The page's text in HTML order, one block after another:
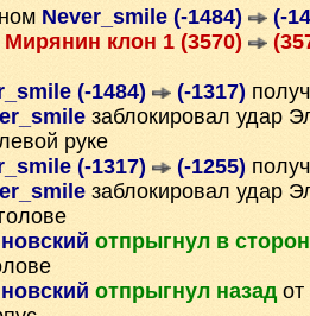
Never_smile (-1484)
(-
Мирянин клон 1 (3570)
(-1484) (-1317)
заблокировал удар
руке
(-1317) (-1255)
заблокировал удар
отпрыгнул в
отпрыгнул назадот